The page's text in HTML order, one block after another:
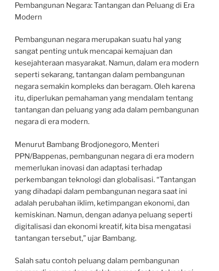
Pembangunan Negara: Tantangan dan Peluang di Era
Modern
Pembangunan negara merupakan suatu hal yang
sangat penting untuk mencapai kemajuan dan
kesejahteraan masyarakat. Namun, dalam era modern
seperti sekarang, tantangan dalam pembangunan
negara semakin kompleks dan beragam. Oleh karena
itu, diperlukan pemahaman yang mendalam tentang
tantangan dan peluang yang ada dalam pembangunan
negara di era modern.
Menurut Bambang Brodjonegoro, Menteri
PPN/Bappenas, pembangunan negara di era modern
memerlukan inovasi dan adaptasi terhadap
perkembangan teknologi dan globalisasi. “Tantangan
yang dihadapi dalam pembangunan negara saat ini
adalah perubahan iklim, ketimpangan ekonomi, dan
kemiskinan. Namun, dengan adanya peluang seperti
digitalisasi dan ekonomi kreatif, kita bisa mengatasi
tantangan tersebut,” ujar Bambang.
Salah satu contoh peluang dalam pembangunan